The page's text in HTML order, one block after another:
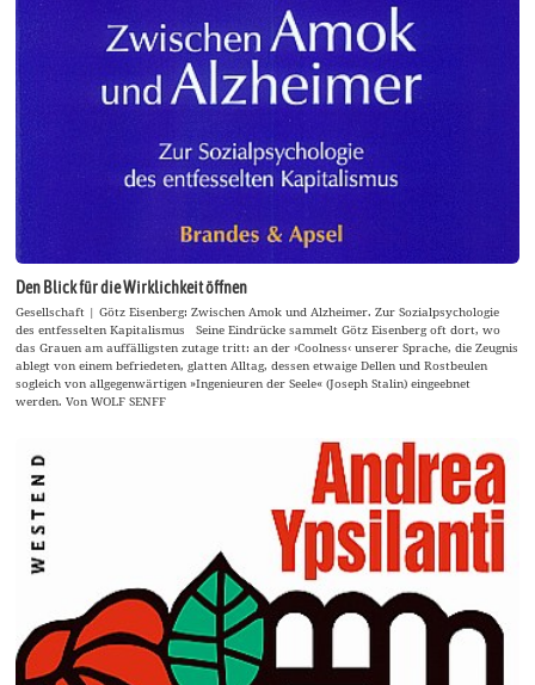
Den Blick für die Wirklichkeit öffnen
Gesellschaft | Götz Eisenberg: Zwischen Amok und Alzheimer. Zur Sozialpsychologie
des entfesselten Kapitalismus Seine Eindrücke sammelt Götz Eisenberg oft dort, wo
das Grauen am auffälligsten zutage tritt: an der ›Coolness‹ unserer Sprache, die Zeugnis
ablegt von einem befriedeten, glatten Alltag, dessen etwaige Dellen und Rostbeulen
sogleich von allgegenwärtigen »Ingenieuren der Seele« (Joseph Stalin) eingeebnet
werden. Von WOLF SENFF